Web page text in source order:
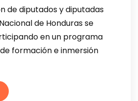
de diputados y diputadas
de Honduras se
en un programa
formación e inmersión